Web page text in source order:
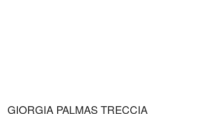
GIORGIA PALMAS TRECCIA